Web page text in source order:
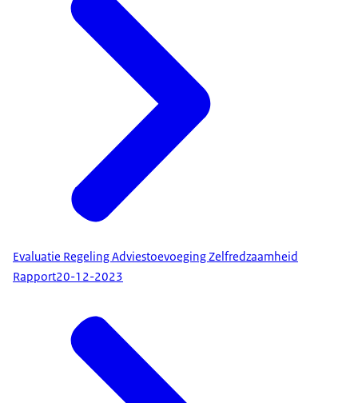
Evaluatie Regeling Adviestoevoeging Zelfredzaamheid
Rapport20-12-2023